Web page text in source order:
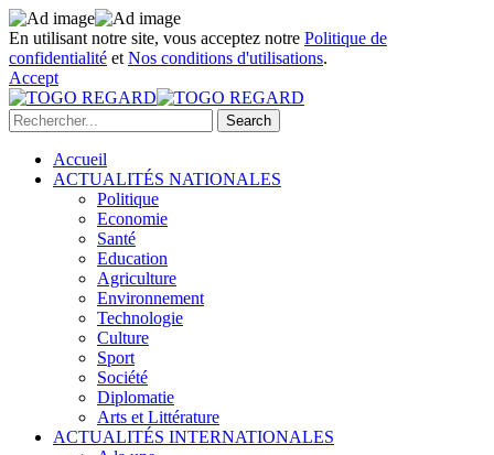
En utilisant notre site, vous acceptez notre Politique de
confidentialité et Nos conditions d'utilisations.
Accept
Accueil
ACTUALITÉS NATIONALES
Politique
Economie
Santé
Education
Agriculture
Environnement
Technologie
Culture
Sport
Société
Diplomatie
Arts et Littérature
ACTUALITÉS INTERNATIONALES